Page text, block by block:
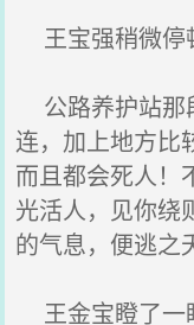
王宝强稍微停
公路养护站那
连，加上地方比
而且都会死人！
光活人，见你绕
的气息，便逃之
王金宝瞪了一